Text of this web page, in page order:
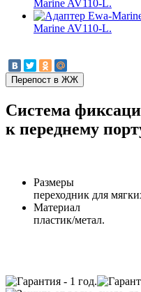
Marine AV110-L.
Marine AV110-L.
Система
к переднему
Размеры
переходник для
Материал
пластик/метал.